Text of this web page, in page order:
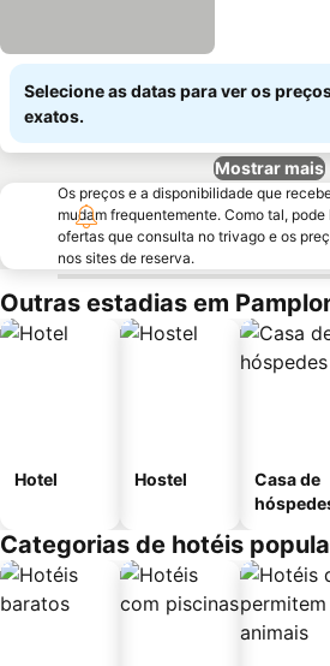
Selecione as datas para ver os
exatos.
Mostrar mais
Os preços e a disponibilidade que
mudam frequentemente. Como tal,
ofertas que consulta no trivago e os
nos sites de reserva.
Outras estadias em
Hotel Hostel
Casa de
Categorias de hotéis